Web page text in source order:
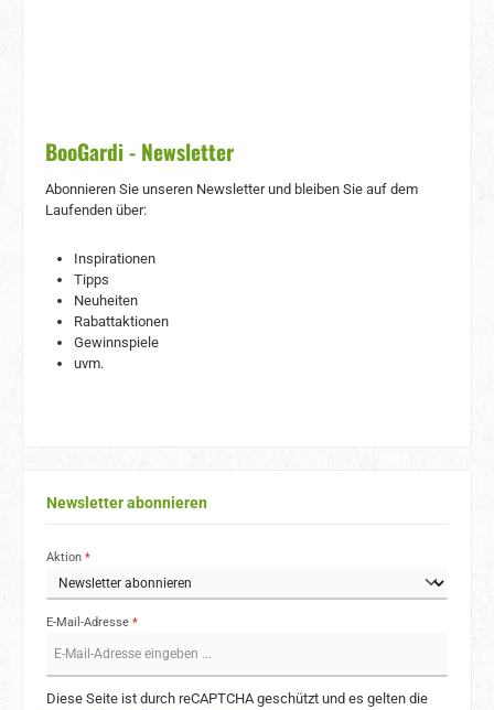
BooGardi - Newsletter
Abonnieren Sie unseren Newsletter und bleiben Sie auf dem
Laufenden über:
Inspirationen
Tipps
Neuheiten
Rabattaktionen
Gewinnspiele
uvm.
Newsletter abonnieren
Aktion *
E-Mail-Adresse *
Diese Seite ist durch reCAPTCHA geschützt und es gelten die